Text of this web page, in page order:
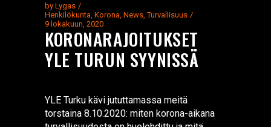
by Lygas
Henkilökunta Korona News ,Turvallisuus
9 lokakuun, 2020
KORONARAJOITUKSET
YLE TURUN SYYNISSÄ
YLE Turku kävi jututtamassa meitä
torstaina 8.10.2020: miten korona-aikana